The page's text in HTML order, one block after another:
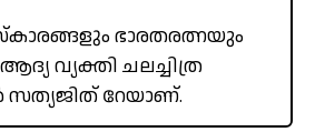
ഭാരതരത്നയും
വ്യക്തി ചലച്ചിത്ര
റേയാണ്.